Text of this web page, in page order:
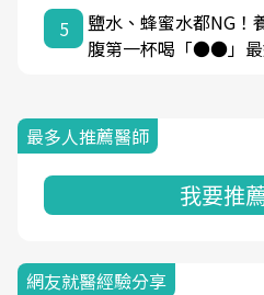
5
鹽水、蜂蜜水都NG！
腹第一杯喝「●●」最
最多人推薦醫師
我要推
網友就醫經驗分享